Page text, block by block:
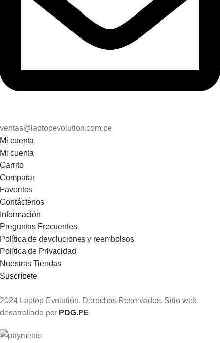
ventas@laptopevolution.com.pe
Mi cuenta
Mi cuenta
Carrito
Comparar
Favoritos
Contáctenos
Información
Preguntas Frecuentes
Política de devoluciones y reembolsos
Política de Privacidad
Nuestras Tiendas
Suscríbete
2024 Laptop Evolutión. Derechos Reservados. Sitio web
desarrollado por PDG.PE